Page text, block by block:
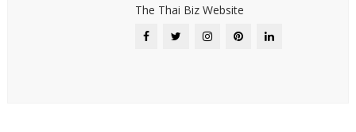
The Thai Biz Website